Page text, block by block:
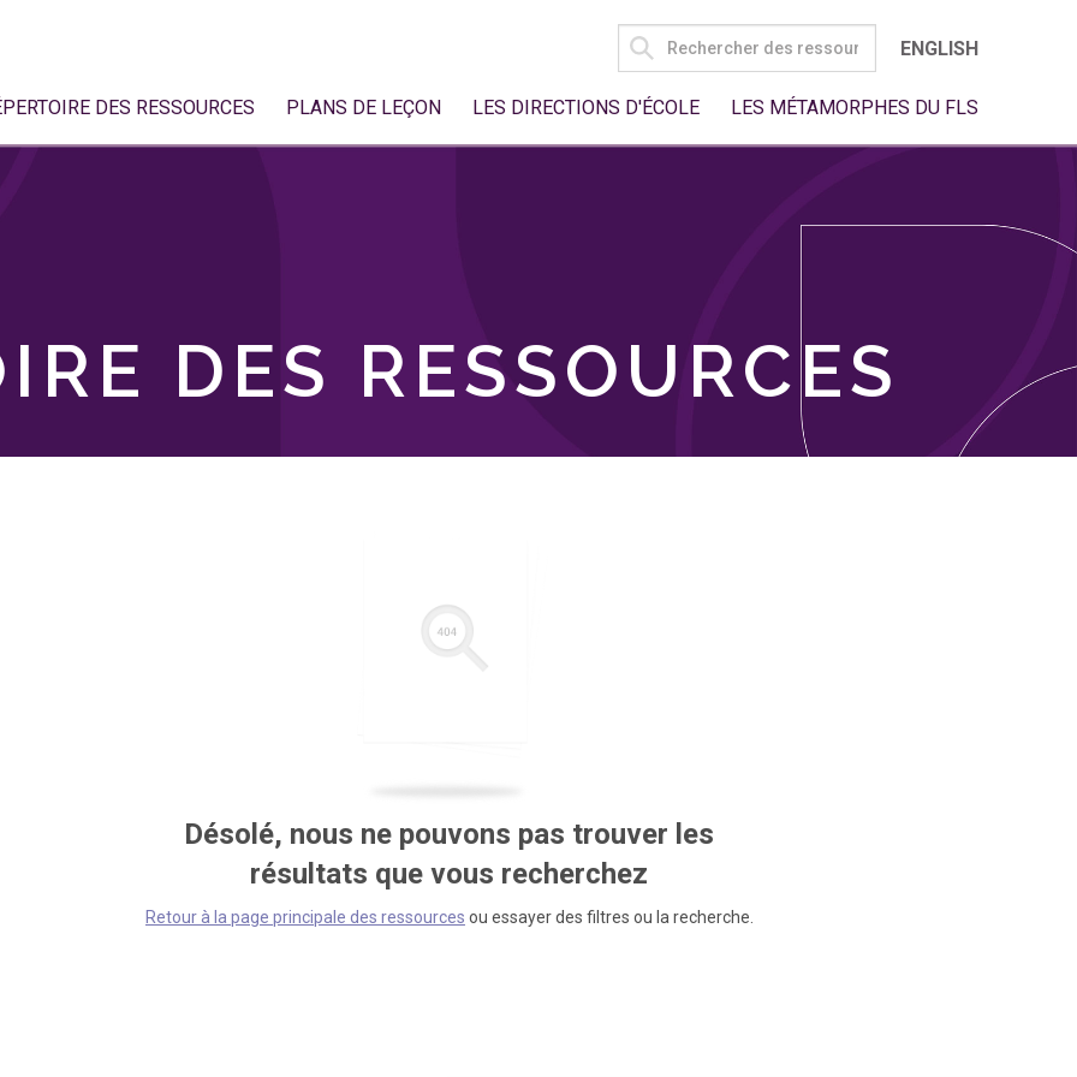
SEARCH
FOR:
ENGLISH
DES RESSOURCES PLANS DE LEÇON LES DIRECTIONS D'ÉCOLE LES MÉTAMORPHES DU FLS
DES RESSOURCES
Désolé, nous ne pouvons pas trouver les
résultats que vous recherchez
Retour à la page principale des ressources ou essayer des filtres ou la recherche.